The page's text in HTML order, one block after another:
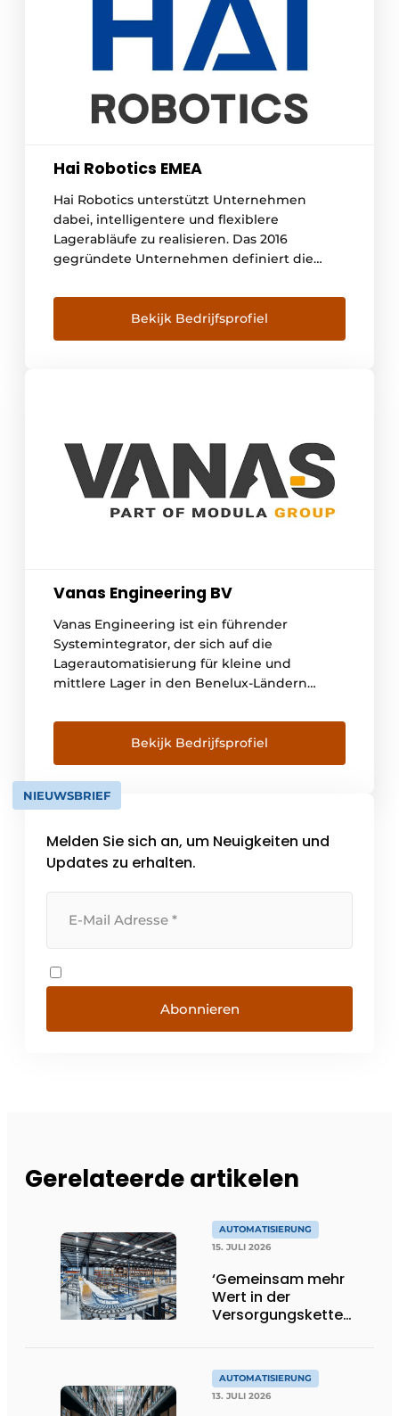
Hai Robotics EMEA
Hai Robotics unterstützt Unternehmen
dabei, intelligentere und flexiblere
Lagerabläufe zu realisieren. Das 2016
gegründete Unternehmen definiert die
automatischen Lager- und
Kommissioniersystemen, die sich an
veränderte betriebliche Anforderungen
Bekijk Bedrijfsprofiel
Vanas Engineering BV
Vanas Engineering ist ein führender
Systemintegrator, der sich auf die
Lagerautomatisierung für kleine und
mittlere Lager in den Benelux-Ländern
technisches Know-how, Prozesswissen und
innovative Technologie, um
Intralogistikumgebungen zukunftssicher zu
machen. Unsere Stärke liegt in der
Konzeption, Integration und Optimierung
Software und Service nahtlos
ineinandergreifen. Als Wissenspartner
Bekijk Bedrijfsprofiel
NIEUWSBRIEF
Melden Sie sich an, um Neuigkeiten und
Updates zu erhalten.
Abonnieren
Gerelateerde artikelen
AUTOMATISIERUNG
15. JULI 2026
‘Gemeinsam mehr
Wert in der
Versorgungskette
AUTOMATISIERUNG
13. JULI 2026